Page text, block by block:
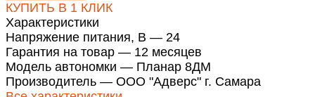
КУПИТЬ В 1 КЛИК
Характеристики
Напряжение питания, В — 24
Гарантия на товар — 12 месяцев
Модель автономки — Планар 8ДМ
Производитель — ООО "Адверс" г. Самара